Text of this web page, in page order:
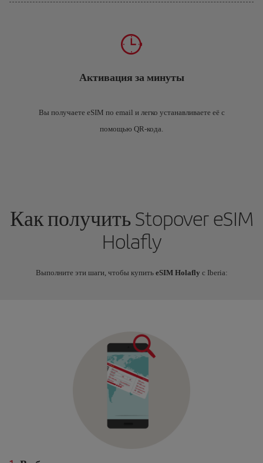
Активация за минуты
Вы получаете eSIM по email и легко устанавливаете её с
помощью QR-кода.
Как получить Stopover eSIM
Holafly
Выполните эти шаги, чтобы купить eSIM Holafly с Iberia: